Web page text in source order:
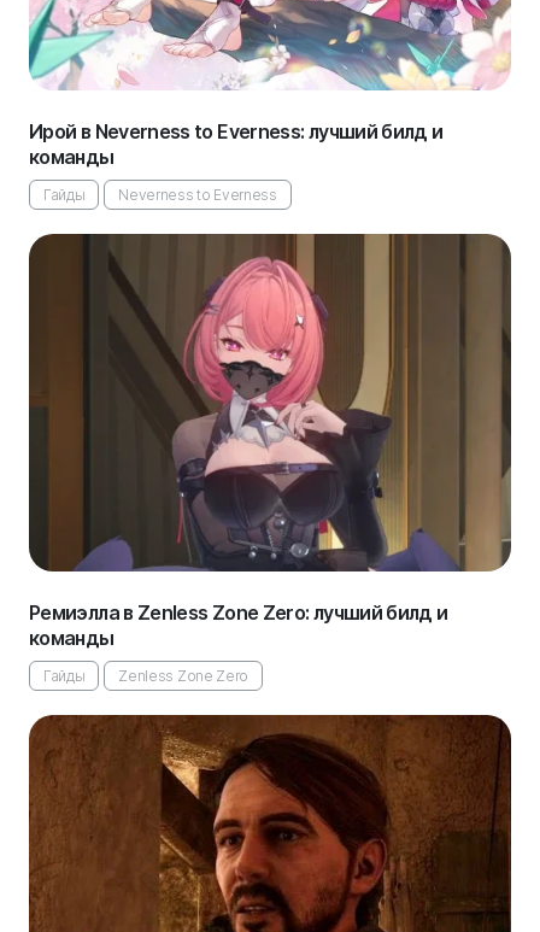
Ирой в Neverness to Everness: лучший билд и
команды
Гайды Neverness to Everness
Ремиэлла в Zenless Zone Zero: лучший билд и
команды
Гайды Zenless Zone Zero